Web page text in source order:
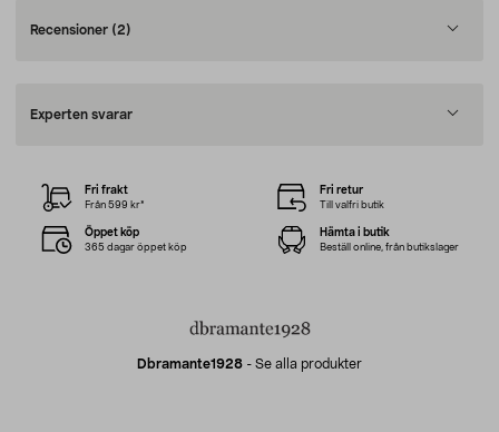
Recensioner (2)
Experten svarar
Dbramante1928 - Se alla produkter
Fri frakt
Från 599 kr*
Fri retur
Till valfri butik
Öppet köp
365 dagar öppet köp
Hämta i butik
Beställ online, från butikslager